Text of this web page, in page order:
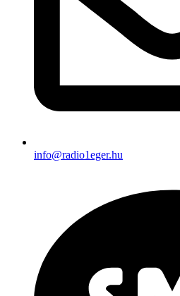
info@radio1eger.hu